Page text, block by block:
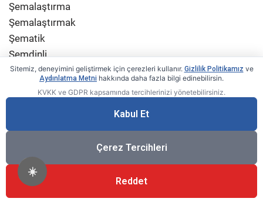
☀️
Şemalaştırma
Şemalaştırmak
Şematik
Şemdinli
Şempanze
Şemsiyeci
Şemsiyelik
Şenaat
Şendere
Sitemiz, deneyimini geliştirmek için çerezleri kullanır. Gizlilik Politikamız ve
Aydınlatma Metni hakkında daha fazla bilgi edinebilirsin.
KVKK ve GDPR kapsamında tercihlerinizi yönetebilirsiniz.
Kabul Et
Çerez Tercihleri
Reddet